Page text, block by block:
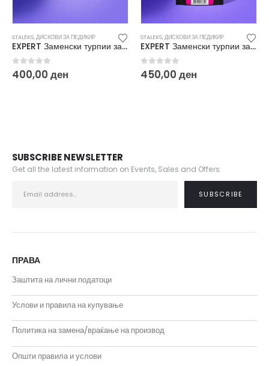
EXPERT Заменски турпии за дискови за педикир S 180 (50/1) PDF-15-180W
STALEKS,ДИСКОВИ ЗА ПЕДИКИР
EXPERT Заменски турпии за дискови за педикир L Soft 180 (50/1) PDFS-25-180w
450,00
STALEKS,ДИСКОВИ ЗА
350,00
SUBSCRIBE NEWSLETTER
Get all the latest information on Events, Sales and Offers.
ПРАВА
Заштита на лични податоци
Услови и правила на купување
Политика на замена/враќање на производ
Општи правила и услови